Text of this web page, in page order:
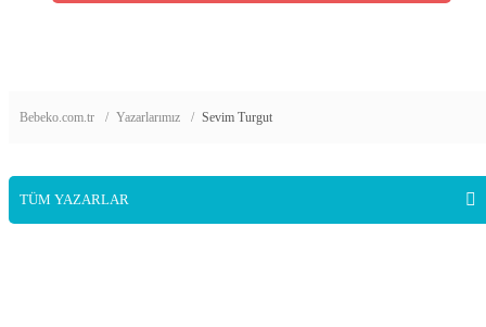
Bebeko.com.tr Yazarlarımız Sevim Turgut